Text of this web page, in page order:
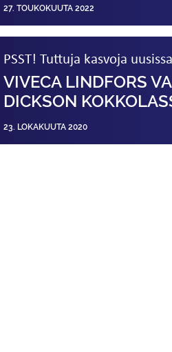
27. TOUKOKUUTA 2022
PSST! Tuttuja kasvoja
VIVECA LINDFORS
DICKSON
23. LOKAKUUTA 2020